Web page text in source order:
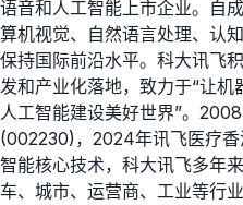
语音和人工智能上市企业。自
算机视觉、自然语言处理、认
保持国际前沿水平。科大讯飞
发和产业化落地，致力于“让机
人工智能建设美好世界”。
(002230)，2024年讯飞医疗
智能核心技术，科大讯飞多年
车、城市、运营商、工业等行